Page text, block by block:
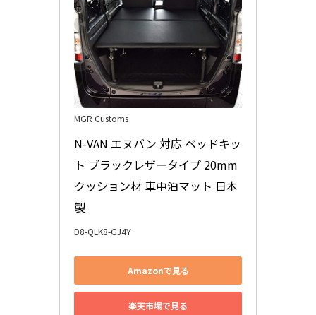
MGR Customs
N-VAN エヌバン 対応 ベッドキッ
ト ブラックレザータイプ 20mm
クッション材 車中泊マット 日本
製
D8-QLK8-GJ4Y
Amazonで見る
楽天市場で見る